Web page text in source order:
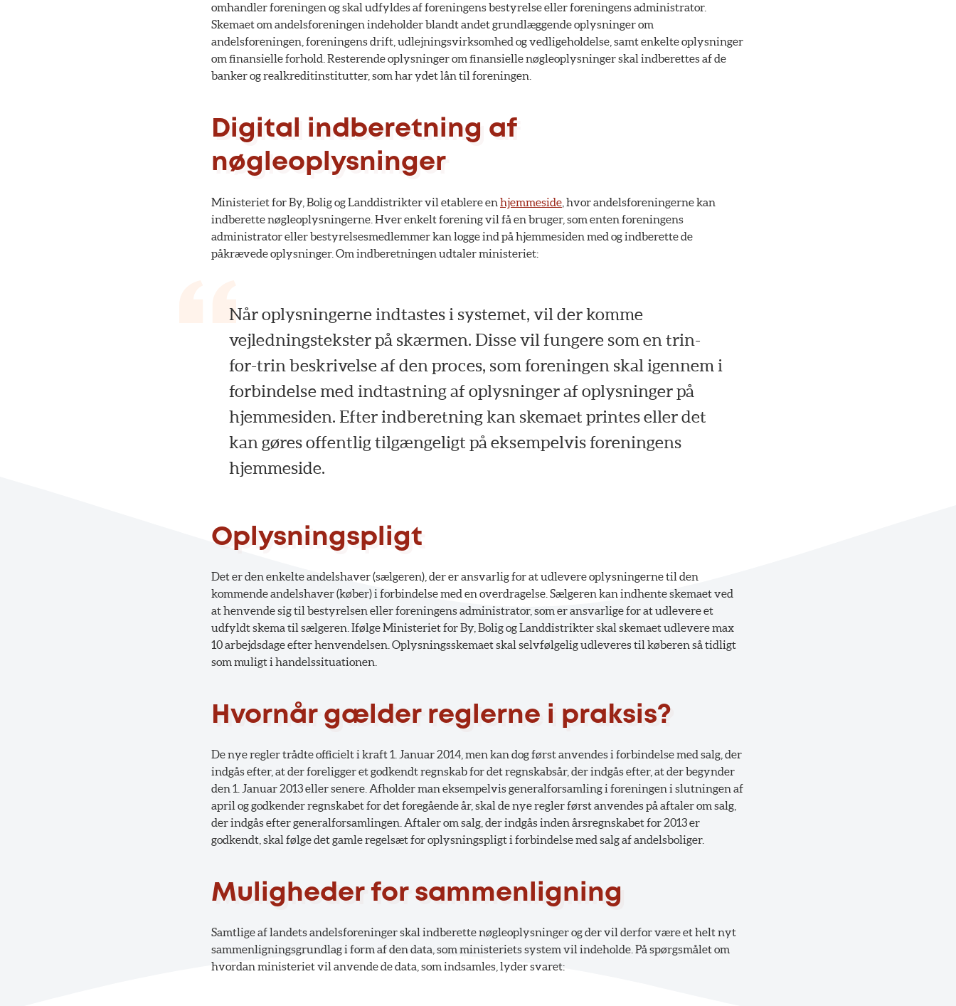
omhandler foreningen og skal udfyldes af foreningens bestyrelse eller foreningens administrator.
Skemaet om andelsforeningen indeholder blandt andet grundlæggende oplysninger om
andelsforeningen, foreningens drift, udlejningsvirksomhed og vedligeholdelse, samt enkelte oplysninger
om finansielle forhold. Resterende oplysninger om finansielle nøgleoplysninger skal indberettes af de
banker og realkreditinstitutter, som har ydet lån til foreningen.
Digital indberetning af
nøgleoplysninger
Ministeriet for By, Bolig og Landdistrikter vil etablere en hjemmeside , hvor andelsforeningerne kan
indberette nøgleoplysningerne. Hver enkelt forening vil få en bruger, som enten foreningens
administrator eller bestyrelsesmedlemmer kan logge ind på hjemmesiden med og indberette de
påkrævede oplysninger. Om indberetningen udtaler ministeriet: 
Når oplysningerne indtastes i systemet, vil der komme
vejledningstekster på skærmen. Disse vil fungere som en trin-
for-trin beskrivelse af den proces, som foreningen skal igennem i
forbindelse med indtastning af oplysninger af oplysninger på
hjemmesiden. Efter indberetning kan skemaet printes eller det
kan gøres offentlig tilgængeligt på eksempelvis foreningens
hjemmeside.
Oplysningspligt
Det er den enkelte andelshaver (sælgeren), der er ansvarlig for at udlevere oplysningerne til den
kommende andelshaver (køber) i forbindelse med en overdragelse. Sælgeren kan indhente skemaet ved
at henvende sig til bestyrelsen eller foreningens administrator, som er ansvarlige for at udlevere et
udfyldt skema til sælgeren. Ifølge Ministeriet for By, Bolig og Landdistrikter skal skemaet udlevere max
10 arbejdsdage efter henvendelsen. Oplysningsskemaet skal selvfølgelig udleveres til køberen så tidligt
som muligt i handelssituationen.
Hvornår gælder reglerne i praksis?
De nye regler trådte officielt i kraft 1. Januar 2014, men kan dog først anvendes i forbindelse med salg, der
indgås efter, at der foreligger et godkendt regnskab for det regnskabsår, der indgås efter, at der begynder
den 1. Januar 2013 eller senere. Afholder man eksempelvis generalforsamling i foreningen i slutningen af
april og godkender regnskabet for det foregående år, skal de nye regler først anvendes på aftaler om salg,
der indgås efter generalforsamlingen. Aftaler om salg, der indgås inden årsregnskabet for 2013 er
godkendt, skal følge det gamle regelsæt for oplysningspligt i forbindelse med salg af andelsboliger.
Muligheder for sammenligning
Samtlige af landets andelsforeninger skal indberette nøgleoplysninger og der vil derfor være et helt nyt
sammenligningsgrundlag i form af den data, som ministeriets system vil indeholde. På spørgsmålet om
hvordan ministeriet vil anvende de data, som indsamles, lyder svaret: